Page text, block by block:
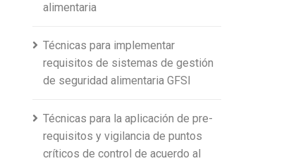
alimentaria
Técnicas para implementar
requisitos de sistemas de gestión
de seguridad alimentaria GFSI
Técnicas para la aplicación de pre-
requisitos y vigilancia de puntos
críticos de control de acuerdo al